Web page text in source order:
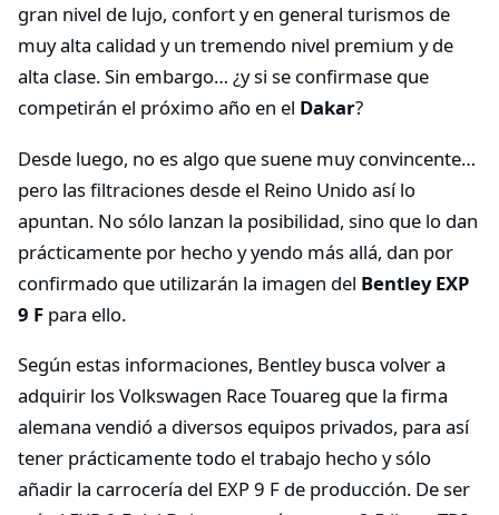
gran nivel de lujo, confort y en general turismos de
muy alta calidad y un tremendo nivel premium y de
alta clase. Sin embargo… ¿y si se confirmase que
competirán el próximo año en el Dakar?
Desde luego, no es algo que suene muy convincente…
pero las filtraciones desde el Reino Unido así lo
apuntan. No sólo lanzan la posibilidad, sino que lo dan
prácticamente por hecho y yendo más allá, dan por
confirmado que utilizarán la imagen del Bentley EXP
9 F para ello.
Según estas informaciones, Bentley busca volver a
adquirir los Volkswagen Race Touareg que la firma
alemana vendió a diversos equipos privados, para así
tener prácticamente todo el trabajo hecho y sólo
añadir la carrocería del EXP 9 F de producción. De ser